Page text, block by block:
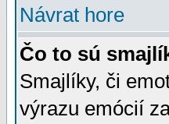
Návrat hore
Čo to sú
Smajlíky, či
výrazu emócií